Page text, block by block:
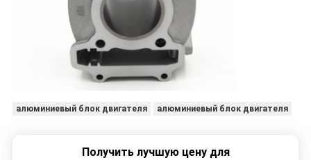
алюминиевый блок двигателя алюминиевый блок двигателя
Получить лучшую цену для